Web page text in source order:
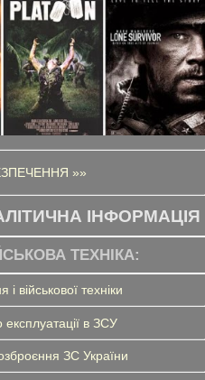
»»
ІНФОРМАЦІЯ
ТЕХНІКА:
військової техніки
в ЗСУ
ЗС України